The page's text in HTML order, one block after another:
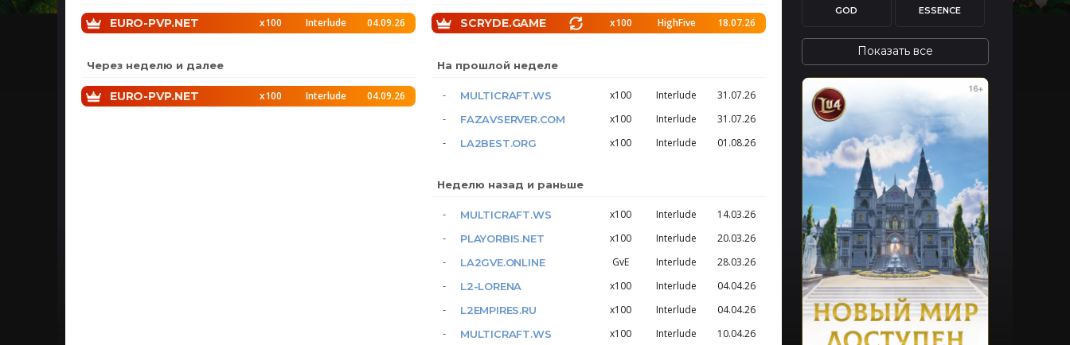
EURO-PVP.NET x100 Interlude 04.09.26
Через неделю и далее
EURO-PVP.NET x100 Interlude 04.09.26
SCRYDE.GAME x100 HighFive 18.07.26
На прошлой неделе
MULTICRAFT.WS x100 Interlude 31.07.26
FAZAVSERVER.COM x100 Interlude 31.07.26
LA2BEST.ORG x100 Interlude 01.08.26
Неделю назад и раньше
MULTICRAFT.WS x100 Interlude 14.03.26
PLAYORBIS.NET x100 Interlude 20.03.26
LA2GVE.ONLINE GvE Interlude 28.03.26
L2-LORENA x100 Interlude 04.04.26
L2EMPIRES.RU x100 Interlude 04.04.26
MULTICRAFT.WS x100 Interlude 10.04.26
GOD ESSENCE